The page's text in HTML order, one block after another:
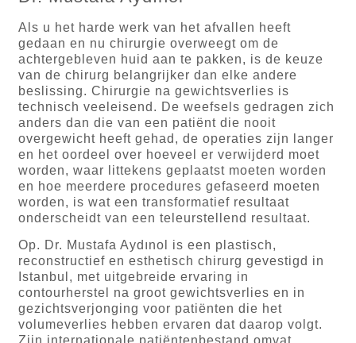
Als u het harde werk van het afvallen heeft
gedaan en nu chirurgie overweegt om de
achtergebleven huid aan te pakken, is de keuze
van de chirurg belangrijker dan elke andere
beslissing. Chirurgie na gewichtsverlies is
technisch veeleisend. De weefsels gedragen zich
anders dan die van een patiënt die nooit
overgewicht heeft gehad, de operaties zijn langer
en het oordeel over hoeveel er verwijderd moet
worden, waar littekens geplaatst moeten worden
en hoe meerdere procedures gefaseerd moeten
worden, is wat een transformatief resultaat
onderscheidt van een teleurstellend resultaat.
Op. Dr. Mustafa Aydınol is een plastisch,
reconstructief en esthetisch chirurg gevestigd in
Istanbul, met uitgebreide ervaring in
contourherstel na groot gewichtsverlies en in
gezichtsverjonging voor patiënten die het
volumeverlies hebben ervaren dat daarop volgt.